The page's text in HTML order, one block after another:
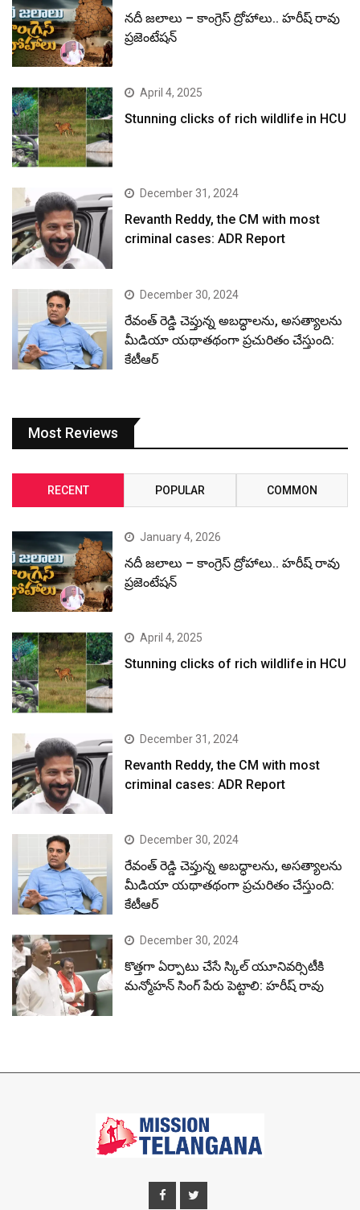
నదీ జలాలు – కాంగ్రెస్ ద్రోహాలు.. హరీష్ రావు
ప్రజెంటేషన్
April 4, 2025
Stunning clicks of rich wildlife in HCU
December 31, 2024
Revanth Reddy, the CM with most
criminal cases: ADR Report
December 30, 2024
రేవంత్ రెడ్డి చెప్తున్న అబద్ధాలను, అసత్యాలను
మీడియా యథాతథంగా ప్రచురితం చేస్తుంది:
కేటీఆర్
Most Reviews
RECENT POPULAR COMMON
January 4, 2026
నదీ జలాలు – కాంగ్రెస్ ద్రోహాలు.. హరీష్ రావు
ప్రజెంటేషన్
April 4, 2025
Stunning clicks of rich wildlife in HCU
December 31, 2024
Revanth Reddy, the CM with most
criminal cases: ADR Report
December 30, 2024
రేవంత్ రెడ్డి చెప్తున్న అబద్ధాలను, అసత్యాలను
మీడియా యథాతథంగా ప్రచురితం చేస్తుంది:
కేటీఆర్
December 30, 2024
కొత్తగా ఏర్పాటు చేసే స్కిల్ యూనివర్సిటీకి
మన్మోహన్ సింగ్ పేరు పెట్టాలి: హరీష్ రావు